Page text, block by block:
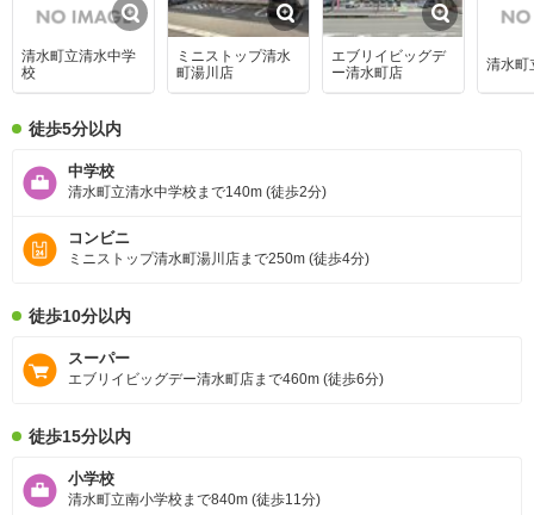
清水町立清水中学
校
ミニストップ清水
町湯川店
エブリイビッグデ
ー清水町店
清水町
徒歩5分以内
中学校
清水町立清水中学校まで140m (徒歩2分)
コンビニ
ミニストップ清水町湯川店まで250m (徒歩4分)
徒歩10分以内
スーパー
エブリイビッグデー清水町店まで460m (徒歩6分)
徒歩15分以内
小学校
清水町立南小学校まで840m (徒歩11分)